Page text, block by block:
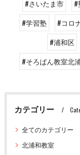
#さいたま市 #
#学習塾
#コロ
#浦和区
#そろばん教室北
カテゴリー
全てのカテゴリー
北浦和教室